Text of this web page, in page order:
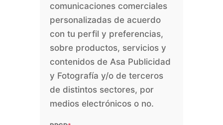
comunicaciones comerciales
personalizadas de acuerdo
con tu perfil y preferencias,
sobre productos, servicios y
contenidos de Asa Publicidad
y Fotografía y/o de terceros
de distintos sectores, por
medios electrónicos o no.